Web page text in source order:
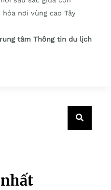
nơi vùng cao Tây
tâm Thông tin du lịch